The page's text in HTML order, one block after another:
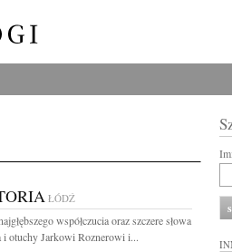
ŁÓDŹ
współczucia oraz szczere słowa
i otuchy Jarkowi Roznerowi i...